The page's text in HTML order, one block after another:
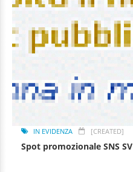
IN EVIDENZA [CREATED]
Spot promozionale SNS SV